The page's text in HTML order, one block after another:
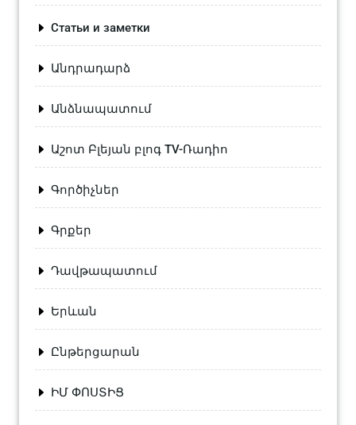
Статьи и заметки
Անդրադարձ
Անձնապատում
Աշոտ Բլեյան բլոգ TV-Ռադիո
Գործիչներ
Գրքեր
Դավթապատում
Երևան
Ընթերցարան
ԻՄ ՓՈՍՏԻՑ